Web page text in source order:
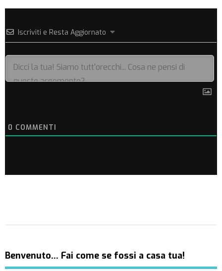
Iscriviti e Resta Aggiornato
0 COMMENTI
Benvenuto… Fai come se fossi a casa tua!